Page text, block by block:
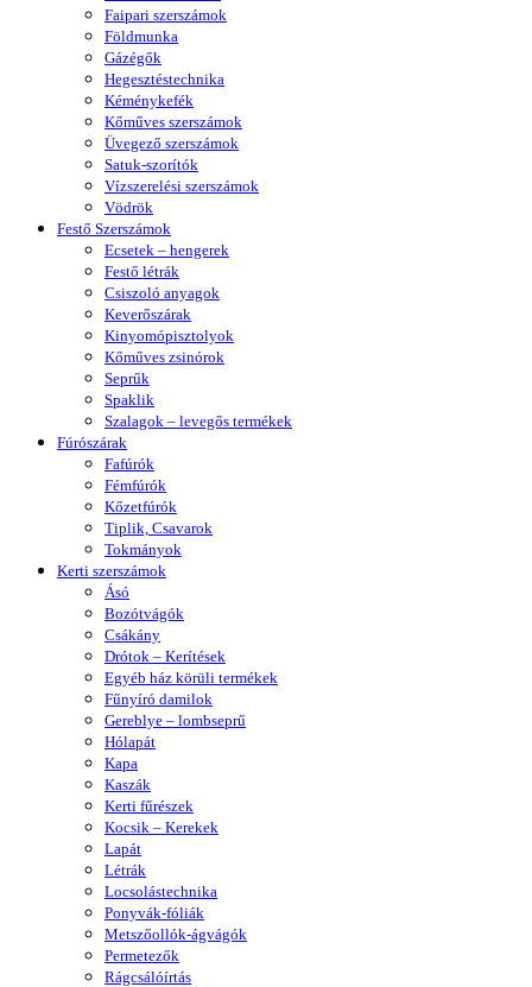
Faipari szerszámok
Földmunka
Gázégők
Hegesztéstechnika
Kéménykefék
Kőműves szerszámok
Üvegező szerszámok
Satuk-szorítók
Vízszerelési szerszámok
Vödrök
Festő Szerszámok
Ecsetek – hengerek
Festő létrák
Csiszoló anyagok
Keverőszárak
Kinyomópisztolyok
Kőműves zsinórok
Seprűk
Spaklik
Szalagok – levegős termékek
Fúrószárak
Fafúrók
Fémfúrók
Kőzetfúrók
Tiplik, Csavarok
Tokmányok
Kerti szerszámok
Ásó
Bozótvágók
Csákány
Drótok – Kerítések
Egyéb ház körüli termékek
Fűnyíró damilok
Gereblye – lombseprű
Hólapát
Kapa
Kaszák
Kerti fűrészek
Kocsik – Kerekek
Lapát
Létrák
Locsolástechnika
Ponyvák-fóliák
Metszőollók-ágvágók
Permetezők
Rágcsálóírtás